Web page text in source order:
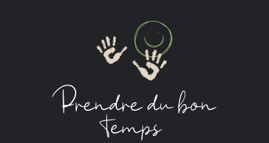
Prendre du bon
temps